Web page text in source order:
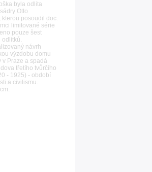
byla odlita
Otto
kterou posoudil doc.
limitované série
pouze šest
odlitků.
návrh
výzdobu domu
v Praze a spadá
třetího tvůrčího
- 1925) - období
a civilismu.